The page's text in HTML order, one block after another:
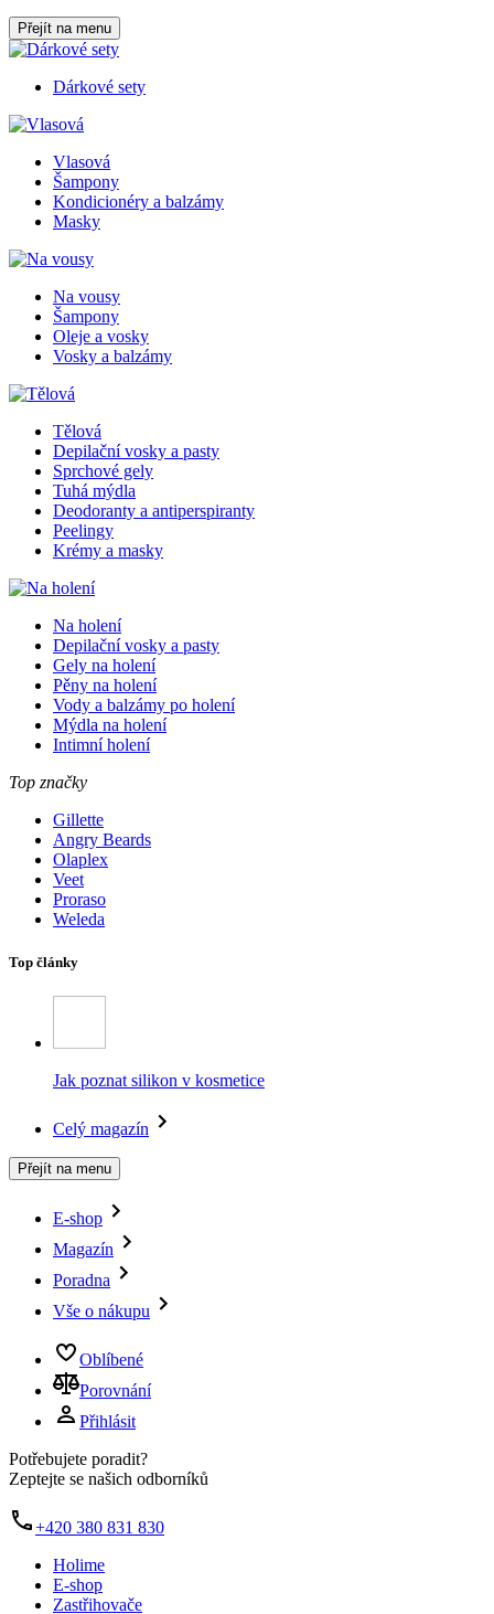
Přejít na menu
Dárkové sety
Vlasová
Šampony
Kondicionéry a balzámy
Masky
Na vousy
Šampony
Oleje a vosky
Vosky a balzámy
Tělová
Depilační vosky a pasty
Sprchové gely
Tuhá mýdla
Deodoranty a antiperspiranty
Peelingy
Krémy a masky
Na holení
Depilační vosky a pasty
Gely na holení
Pěny na holení
Vody a balzámy po holení
Mýdla na holení
Intimní holení
Top značky
Gillette
Angry Beards
Olaplex
Veet
Proraso
Weleda
Top články
Jak poznat silikon v kosmetice
Celý magazín
Přejít na menu
E-shop
Magazín
Poradna
Vše o nákupu
Oblíbené
Porovnání
Přihlásit
Potřebujete poradit?
Zeptejte se našich odborníků
+420 380 831 830
Holime
E-shop
Zastřihovače